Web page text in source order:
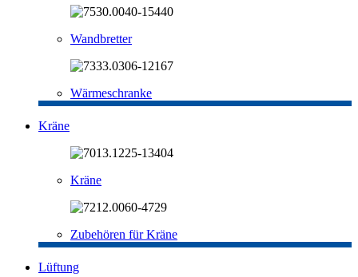
Wandbretter
Wärmeschranke
Kräne
Kräne
Zubehören für Kräne
Lüftung